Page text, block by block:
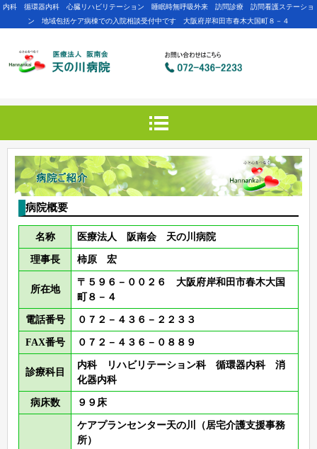
内科 循環器内科 心臓リハビリテーション 睡眠時無呼吸外来 訪問診療 訪問看護ステーショ
ン 地域包括ケア病棟での入院相談受付中です 大阪府岸和田市春木大国町８－４
病院概要
名称 医療法人 阪南会 天の川病院
理事長 柿原 宏
所在地
〒５９６－００２６ 大阪府岸和田市春木大国
町８－４
電話番号 ０７２－４３６－２２３３
FAX番号 ０７２－４３６－０８８９
診療科目
内科 リハビリテーション科 循環器内科 消
化器内科
病床数 ９９床
ケアプランセンター天の川（居宅介護支援事務
所）